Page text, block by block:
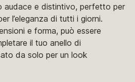
audace e distintivo, perfetto per
l’eleganza di tutti i giorni.
e forma, può essere
il tuo anello di
da solo per un look